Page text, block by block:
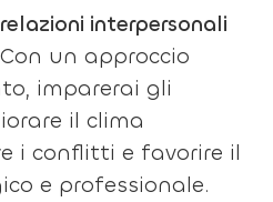
interpersonali
un approccio
imparerai gli
il clima
i conflitti e favorire il
e professionale.